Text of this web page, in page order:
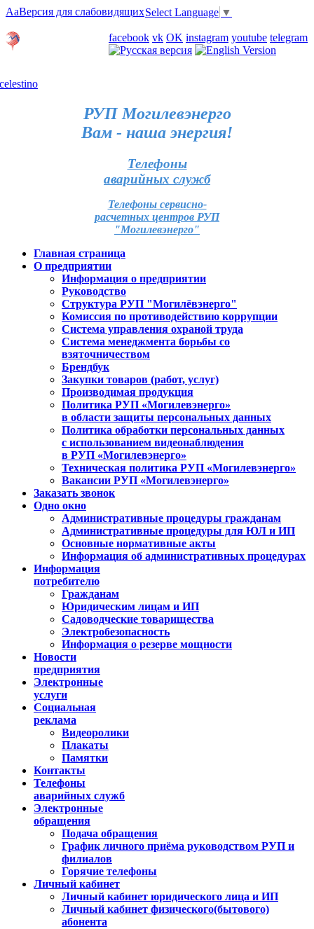
AaВерсия для слабовидящихSelect Language ▼
facebook vk OK instagram youtube telegram
РУП Могилевэнерго
Вам - наша энергия!
Телефоны
аварийных служб
Телефоны сервисно-
расчетных центров РУП
"Могилевэнерго"
Главная страница
О предприятии
Информация о предприятии
Руководство
Структура РУП "Могилёвэнерго"
Комиссия по противодействию коррупции
Система управления охраной труда
Система менеджмента борьбы со
взяточничеством
Брендбук
Закупки товаров (работ, услуг)
Производимая продукция
Политика РУП «Могилевэнерго»
в области защиты персональных данных
Политика обработки персональных данных
с использованием видеонаблюдения
в РУП «Могилевэнерго»
Техническая политика РУП «Могилевэнерго»
Вакансии РУП «Могилевэнерго»
Заказать звонок
Одно окно
Административные процедуры гражданам
Административные процедуры для ЮЛ и ИП
Основные нормативные акты
Информация об административных процедурах
Информация
потребителю
Гражданам
Юридическим лицам и ИП
Садоводческие товарищества
Электробезопасность
Информация о резерве мощности
Новости
предприятия
Электронные
услуги
Социальная
реклама
Видеоролики
Плакаты
Памятки
Контакты
Телефоны
аварийных служб
Электронные
обращения
Подача обращения
График личного приёма руководством РУП и
филиалов
Горячие телефоны
Личный кабинет
Личный кабинет юридического лица и ИП
Личный кабинет физического(бытового)
абонента